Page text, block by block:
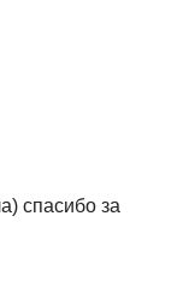
спасибо за